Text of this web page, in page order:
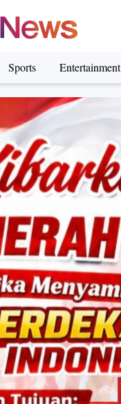
Sports Entertainment